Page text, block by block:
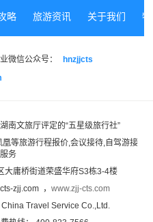
略 旅游资讯 关于我们
微信公众号：
hnzjjcts
南文旅厅评定的“五星级旅行社”
等旅游行程报价,会议接待,自驾游接
务
大庸桥街道荣盛华府S3栋3-4楼
zjj.com ， www.zjj-cts.com
Travel Service Co.,Ltd.